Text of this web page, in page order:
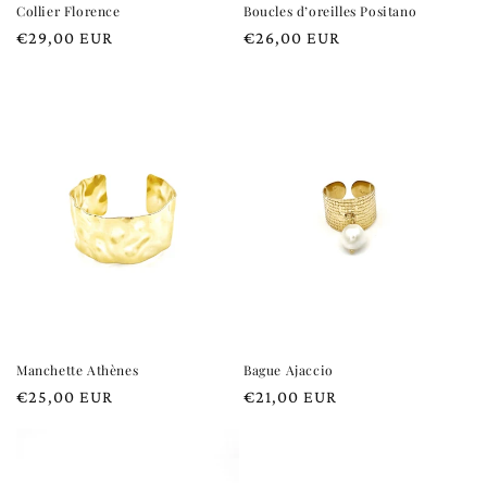
Collier Florence
Prix
€29,00 EUR
Boucles d’oreilles Positano
Prix
€26,00 EUR
Manchette Athènes
Prix
€25,00 EUR
Bague Ajaccio
Prix
€21,00 EUR